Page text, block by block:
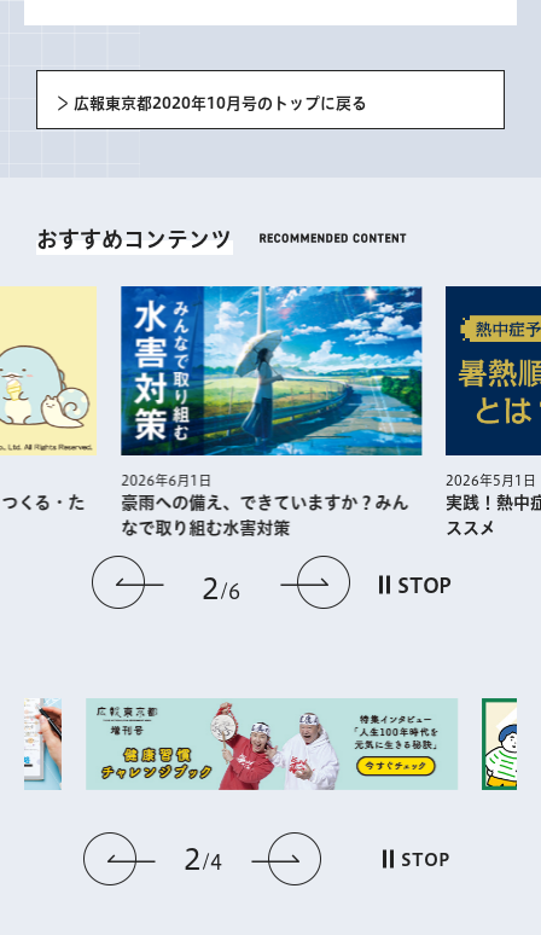
広報東京都2020年10月号のトップに戻る
おすすめコンテンツ
前のスライドを表示
2 6 次のスライドを
STOP
くる・た
2026年6月1日
豪雨への備え、できていますか？みん
なで取り組む水害対策
2026年5月1日
実践！熱中
ススメ
前のスライドを表示
2 4 次のスライドを表
STOP